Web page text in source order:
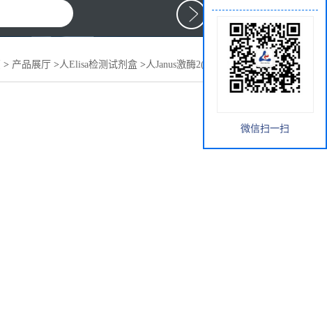
> 产品展厅 >人Elisa检测试剂盒 >人Janus激酶2(JAK2)elisa试剂盒
微信扫一扫